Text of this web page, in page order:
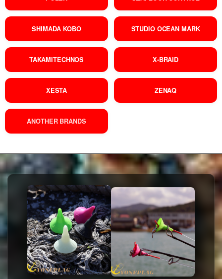
SHIMADA KOBO STUDIO OCEAN MARK
TAKAMITECHNOS X-BRAID
XESTA ZENAQ
ANOTHER BRANDS